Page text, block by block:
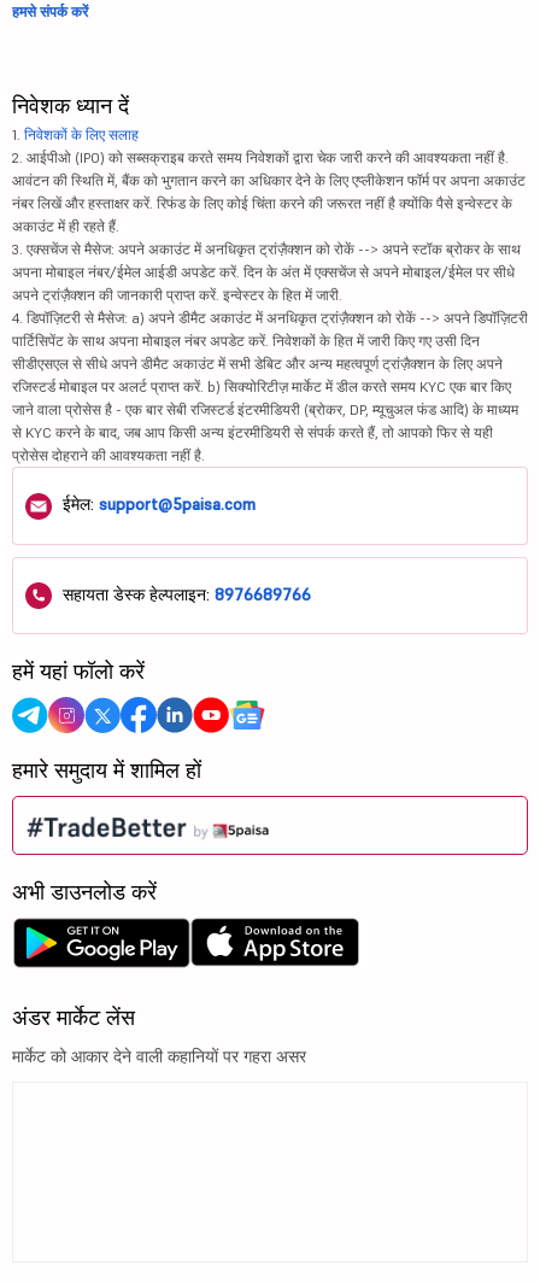
हमसे संपर्क करें
निवेशक ध्यान दें
1. निवेशकों के लिए सलाह
2. आईपीओ (IPO) को सब्सक्राइब करते समय निवेशकों द्वारा चेक जारी करने की आवश्यकता नहीं है.
आवंटन की स्थिति में, बैंक को भुगतान करने का अधिकार देने के लिए एप्लीकेशन फॉर्म पर अपना अकाउंट
नंबर लिखें और हस्ताक्षर करें. रिफंड के लिए कोई चिंता करने की जरूरत नहीं है क्योंकि पैसे इन्वेस्टर के
अकाउंट में ही रहते हैं.
3. एक्सचेंज से मैसेज: अपने अकाउंट में अनधिकृत ट्रांज़ैक्शन को रोकें --> अपने स्टॉक ब्रोकर के साथ
अपना मोबाइल नंबर/ईमेल आईडी अपडेट करें. दिन के अंत में एक्सचेंज से अपने मोबाइल/ईमेल पर सीधे
अपने ट्रांज़ैक्शन की जानकारी प्राप्त करें. इन्वेस्टर के हित में जारी.
4. डिपॉज़िटरी से मैसेज: a) अपने डीमैट अकाउंट में अनधिकृत ट्रांज़ैक्शन को रोकें --> अपने डिपॉज़िटरी
पार्टिसिपेंट के साथ अपना मोबाइल नंबर अपडेट करें. निवेशकों के हित में जारी किए गए उसी दिन
सीडीएसएल से सीधे अपने डीमैट अकाउंट में सभी डेबिट और अन्य महत्वपूर्ण ट्रांज़ैक्शन के लिए अपने
रजिस्टर्ड मोबाइल पर अलर्ट प्राप्त करें. b) सिक्योरिटीज़ मार्केट में डील करते समय KYC एक बार किए
जाने वाला प्रोसेस है - एक बार सेबी रजिस्टर्ड इंटरमीडियरी (ब्रोकर, DP, म्यूचुअल फंड आदि) के माध्यम
से KYC करने के बाद, जब आप किसी अन्य इंटरमीडियरी से संपर्क करते हैं, तो आपको फिर से यही
प्रोसेस दोहराने की आवश्यकता नहीं है.
ईमेल: support@5paisa.com
सहायता डेस्क हेल्पलाइन: 8976689766
हमें यहां फॉलो करें
हमारे समुदाय में शामिल हों
अभी डाउनलोड करें
अंडर मार्केट लेंस
मार्केट को आकार देने वाली कहानियों पर गहरा असर